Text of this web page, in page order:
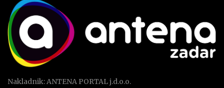
Nakladnik: ANTENA PORTAL j.d.o.o.